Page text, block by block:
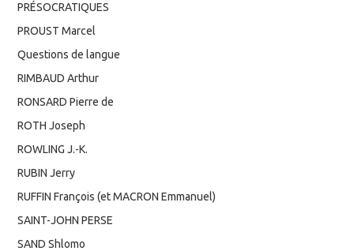
PRÉSOCRATIQUES
PROUST Marcel
Questions de langue
RIMBAUD Arthur
RONSARD Pierre de
ROTH Joseph
ROWLING J.-K.
RUBIN Jerry
RUFFIN François (et MACRON Emmanuel)
SAINT-JOHN PERSE
SAND Shlomo